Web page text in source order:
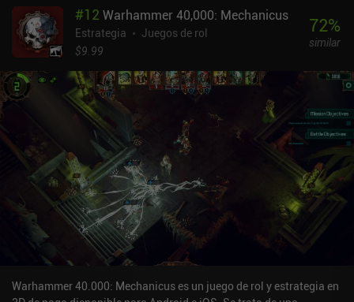
el juego y derrotar a algunos jefes opcionales me llevó apenas
unas horas. Aunque Magic and Machines no reinventa el sistema
de combate de los jRPG, sus batallas aleatorias y su ingenioso
durante todo el juego. Por ejemplo, muchos de los ataques
mágicos elementales también debilitan a los enemigos.Y, a
diferencia de otros juegos, no tenemos que perder horas
recabando XP o recursos, ya que las batallas repetidas contra
enemigos duros nos recompensan con mucha XP. Esto hace que el
juego sea ideal para aquellos que se han sentido demasiado
abrumados por los RPG más grandes en el pasado.El mayor
inconveniente es que, aunque los controles del menú son geniales,
cuesta un poco acostumbrarse a controlar a nuestro personaje. A
menudo me costaba empujar los bloques en los numerosos
puzles.Magic and Machines es un juego premium de 1,99 $ y una
recomendación fácil para los fans de los JRPG.
#12 Warhammer 40,000: Mechanicus
Estrategia
Juegos de rol
$9.99
72%
similar
Warhammer 40.000: Mechanicus es un juego de rol y estrategia en